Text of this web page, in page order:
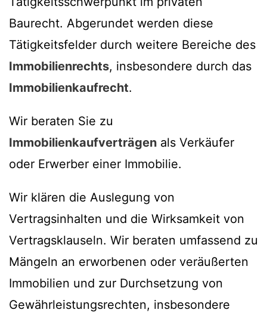
Baurecht. Abgerundet werden diese
Tätigkeitsfelder durch weitere Bereiche des
Immobilienrechts, insbesondere durch das
Immobilienkaufrecht.
Wir beraten Sie zu
Immobilienkaufverträgen als Verkäufer
oder Erwerber einer Immobilie.
Wir klären die Auslegung von
Vertragsinhalten und die Wirksamkeit von
Vertragsklauseln. Wir beraten umfassend zu
Mängeln an erworbenen oder veräußerten
Immobilien und zur Durchsetzung von
Gewährleistungsrechten, insbesondere